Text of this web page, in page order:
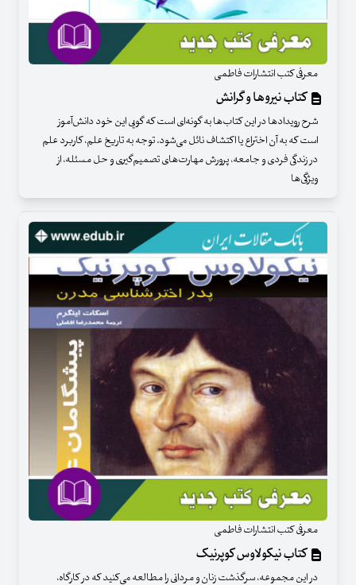
معرفی کتب انتشارات فاطمی
کتاب نیروها و گرانش
شرح رویدادها در این کتاب‌ها به گونه‌ای است که گویی این خود دانش‌آموز
است که به آن اختراع یا اکتشاف نائل می‌شود. توجه به تاریخ علم، کاربرد علم
در زندگی فردی و جامعه، پرورش مهارت‌های تصمیم‌گیری و حل مسئله، از
ویژگی‌ها
معرفی کتب انتشارات فاطمی
کتاب نیکولاوس کوپرنیک
در این مجموعه، سرگذشت زنان و مردانی را مطالعه می‌کنید که در کارگاه،